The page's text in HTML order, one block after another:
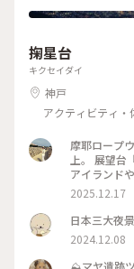
さらには日
気スポット
掬星台
キクセイダイ
神戸
アクティビティ
摩耶ロープ
上。 展望台
アイランド
見渡せる大
ーブル駅 ↓
ープウェー 星の駅（掬星
ライン#摩
とりっぷと
2025.12.17
2024.12.08